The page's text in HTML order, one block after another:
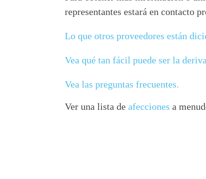
representantes estará en contacto
Lo que otros proveedores están
Vea qué tan fácil puede ser la
Vea las preguntas frecuentes.
Ver una lista deafecciones a